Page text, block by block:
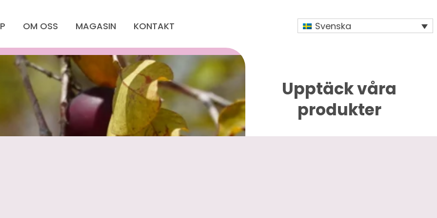
OM OSS MAGASIN KONTAKT Svenska
Upptäck våra
produkter